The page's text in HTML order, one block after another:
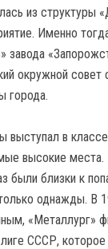
из структуры
Именно
завода
окружной совет
города.
выступал в
высокие
были близки к
однажды. В
«Металлург»
СССР, которое